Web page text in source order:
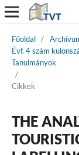
Főoldal /
Évf. 4 szám
Tanulmányok
/
Cikkek
THE